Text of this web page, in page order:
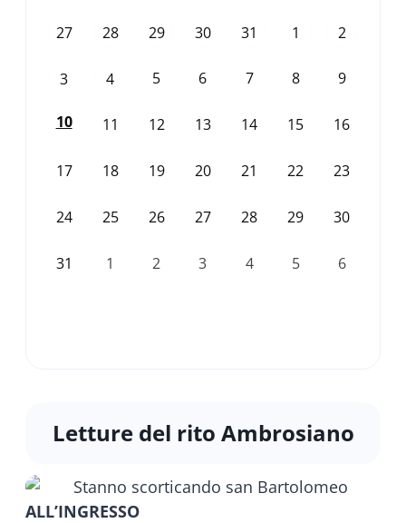
27 28 29 30 31 1 2
3 4 5 6 7 8 9
10 11 12 13 14 15 16
17 18 19 20 21 22 23
24 25 26 27 28 29 30
31 1 2 3 4 5 6
Letture del rito Ambrosiano
ALL’INGRESSO